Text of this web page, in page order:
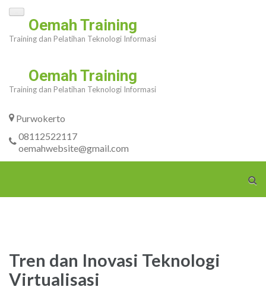
Skip
content
Enter)
Oemah Training
Training dan Pelatihan Teknologi Informasi
Oemah Training
Training dan Pelatihan Teknologi Informasi
Purwokerto
08112522117
oemahwebsite@gmail.com
Tren dan Inovasi Teknologi
Virtualisasi